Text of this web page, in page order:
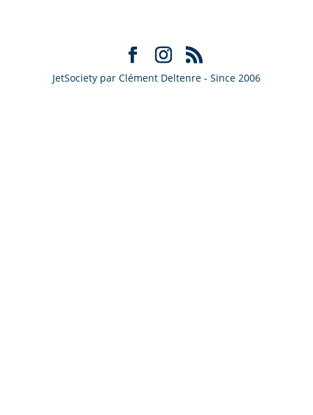
JetSociety par Clément Deltenre - Since 2006